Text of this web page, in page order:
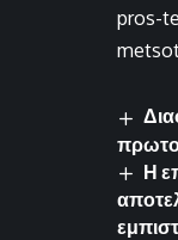
pros-
Η